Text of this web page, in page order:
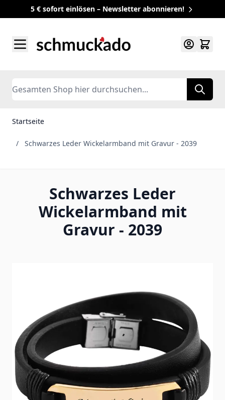
5 € sofort einlösen – Newsletter abonnieren!
Search
Startseite
/ Schwarzes Leder Wickelarmband mit Gravur - 2039
Schwarzes Leder
Wickelarmband mit
Gravur - 2039